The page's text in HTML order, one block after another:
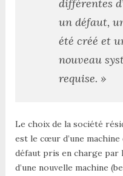
différentes
un défaut,
été créé et
nouveau
requise. »
Le choix de la société
est le cœur d’une
défaut pris en charge par
d’une nouvelle machine